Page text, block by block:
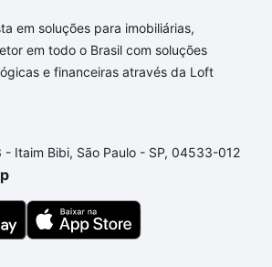
a oferta ideal para você, com
1 quarto à venda em
do Alto da Nova Campinas,
financiamento imobiliário as
adequar ao seu orçamento. Se
dúvida dos custos envolvidos no
veja em nosso portal
apartamento e conte com a
em soluções para imobiliárias,
em todo o Brasil com soluções
e financeiras através da Loft
- Itaim Bibi, São Paulo - SP, 04533-012